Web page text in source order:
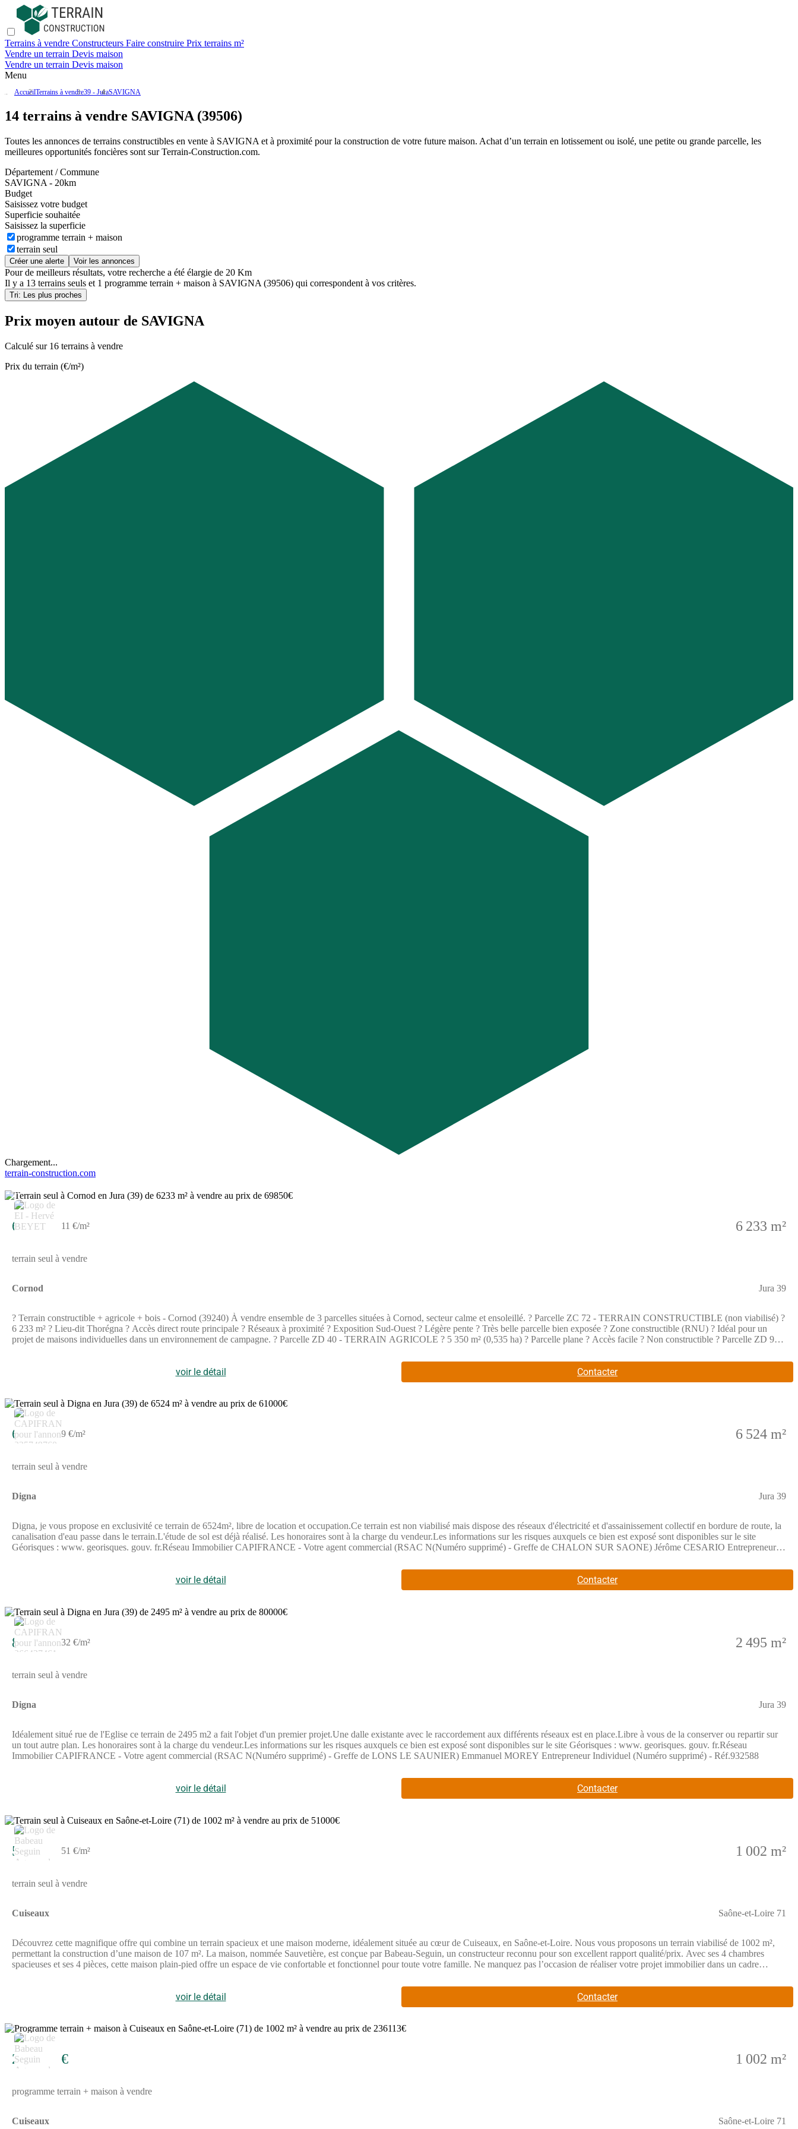
Terrains à vendre Constructeurs Faire construire Prix terrains m²
Vendre un terrain Devis maison
Vendre un terrain Devis maison
Menu
AccueilTerrains à vendre39 - JuraSAVIGNA
14 terrains à vendre SAVIGNA (39506)
Toutes les annonces de terrains constructibles en vente à SAVIGNA et à proximité pour la construction de votre future maison. Achat d’un terrain en lotissement ou isolé, une petite ou grande parcelle, les
meilleures opportunités foncières sont surTerrain-Construction.com.
Département / Commune
SAVIGNA - 20km
Budget
Saisissez votre budget
Superficie souhaitée
Saisissez la superficie
programme terrain + maison
terrain seul
Créer une alerte Voir les annonces
Pour de meilleurs résultats, votre recherche a été élargie de 20 Km
Il y a 13 terrains seuls et 1 programme terrain + maison à SAVIGNA (39506) qui correspondent à vos critères.
Tri: Les plus proches
Prix moyen autour de SAVIGNA
Calculé sur 16 terrains à vendre
Prix du terrain (€/m²)
Chargement...
terrain-construction.com
10
69 850 € 11 €/m² 6 233 m²
terrain seul à vendre
Cornod Jura 39
? Terrain constructible + agricole + bois - Cornod (39240) À vendre ensemble de 3 parcelles situées à Cornod, secteur calme et ensoleillé. ? Parcelle ZC 72 - TERRAIN CONSTRUCTIBLE (non viabilisé) ?
6 233 m² ? Lieu-dit Thorégna ? Accès direct route principale ? Réseaux à proximité ? Exposition Sud-Ouest ? Légère pente ? Très belle parcelle bien exposée ? Zone constructible (RNU) ? Idéal pour un
projet de maisons individuelles dans un environnement de campagne. ? Parcelle ZD 40 - TERRAIN AGRICOLE ? 5 350 m² (0,535 ha) ? Parcelle plane ? Accès facile ? Non constructible ? Parcelle ZD 92 -
importante : Selon attestation de la Mutualité Sociale Agricole (MSA), les parcelles ZC 72 et ZD 40 sont actuellement exploitées par une exploitation agricole de la commune. Honoraires de 10 % TTC inclus
Code Monétaire et Financier, pour l'organisation de la visite, la présentation d'une pièce d'identité vous sera demandée.Les informations sur les risques auxquels ce bien est exposé sont disponibles sur le site
voir le détail Contacter
6
61 000 €9 €/m² 6 524 m²
terrain seul à vendre
Digna Jura 39
Digna, je vous propose en exclusivité ce terrain de 6524m², libre de location et occupation.Ce terrain est non viabilisé mais dispose des réseaux d'électricité et d'assainissement collectif en bordure de route, la
canalisation d'eau passe dans le terrain.L'étude de sol est déjà réalisé. Les honoraires sont à la charge du vendeur.Les informations sur les risques auxquels ce bien est exposé sont disponibles sur le site
Géorisques : www. georisques. gouv. fr.Réseau Immobilier CAPIFRANCE - Votre agent commercial (RSAC N(Numéro supprimé) - Greffe de CHALON SUR SAONE) Jérôme CESARIO Entrepreneur
voir le détail Contacter
4
80 000 €32 €/m² 2 495 m²
terrain seul à vendre
Digna Jura 39
Idéalement situé rue de l'Eglise ce terrain de 2495 m2 a fait l'objet d'un premier projet.Une dalle existante avec le raccordement aux différents réseaux est en place.Libre à vous de la conserver ou repartir sur
un tout autre plan. Les honoraires sont à la charge du vendeur.Les informations sur les risques auxquels ce bien est exposé sont disponibles sur le site Géorisques : www. georisques. gouv. fr.Réseau
Immobilier CAPIFRANCE - Votre agent commercial (RSAC N(Numéro supprimé) - Greffe de LONS LE SAUNIER) Emmanuel MOREY Entrepreneur Individuel (Numéro supprimé) - Réf.932588
voir le détail Contacter
51 000 € 51 €/m² 1 002 m²
terrain seul à vendre
Cuiseaux Saône-et-Loire 71
Découvrez cette magnifique offre qui combine un terrain spacieux et une maison moderne, idéalement située au cœur de Cuiseaux, en Saône-et-Loire. Nous vous proposons un terrain viabilisé de 1002 m²,
permettant la construction d’une maison de 107 m². La maison, nommée Sauvetière, est conçue par Babeau-Seguin, un constructeur reconnu pour son excellent rapport qualité/prix. Avec ses 4 chambres
spacieuses et ses 4 pièces, cette maison plain-pied offre un espace de vie confortable et fonctionnel pour toute votre famille. Ne manquez pas l’occasion de réaliser votre projet immobilier dans un cadre
de l’enseignement primaire au lycée, sont facilement accessibles, faisant de ce lieu un endroit idéal pour les familles. L’emplacement est également stratégique pour les déplacements, avec un arrêt de bus à
proximité, facilitant l’accès aux grandes agglomérations environnantes. Vous serez séduits par le calme de ce quartier, tout en bénéficiant des infrastructures indispensables à juste distance. Cet emplacement
unique et cette belle maison représentent une opportunité rare sur le marché. N’attendez plus pour envisager le futur que vous souhaitez construire ! Contactez-nous dès aujourd’hui pour découvrir ce bien
voir le détail Contacter
8
236 113 € 1 002 m²
programme terrain + maison à vendre
Cuiseaux Saône-et-Loire 71